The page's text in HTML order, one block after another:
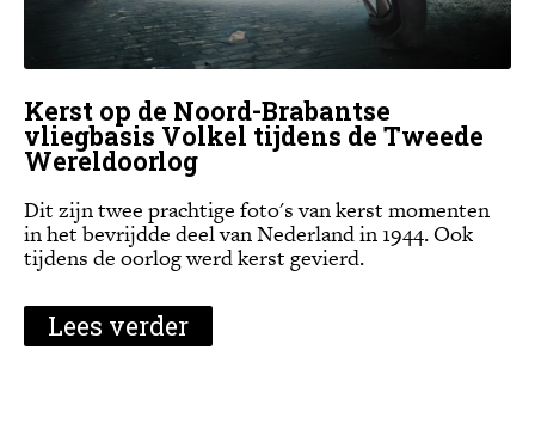
Kerst op de Noord-Brabantse
vliegbasis Volkel tijdens de Tweede
Wereldoorlog
Dit zijn twee prachtige foto's van kerst momenten
in het bevrijdde deel van Nederland in 1944. Ook
tijdens de oorlog werd kerst gevierd.
Lees verder